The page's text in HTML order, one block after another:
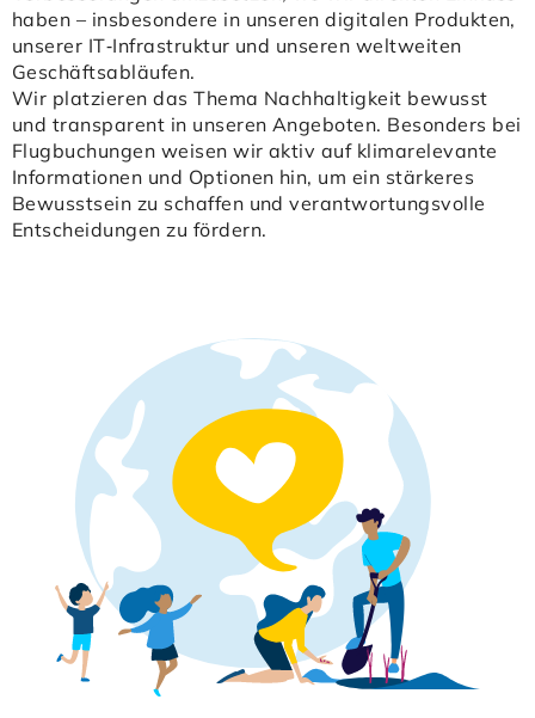
haben – insbesondere in unseren digitalen Produkten,
unserer IT‑Infrastruktur und unseren weltweiten
Geschäftsabläufen.
Wir platzieren das Thema Nachhaltigkeit bewusst
und transparent in unseren Angeboten. Besonders bei
Flugbuchungen weisen wir aktiv auf klimarelevante
Informationen und Optionen hin, um ein stärkeres
Bewusstsein zu schaffen und verantwortungsvolle
Entscheidungen zu fördern.